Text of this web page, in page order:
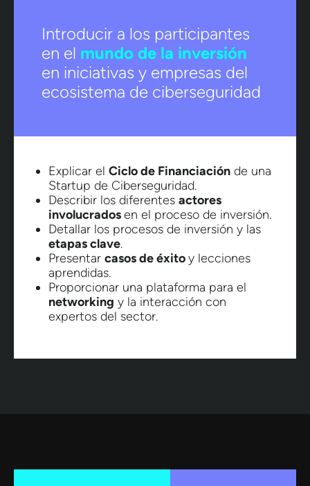
Introducir a los participantes
en el mundo de la inversión
en iniciativas y empresas del
ecosistema de ciberseguridad
Explicar el Ciclo de Financiación de una
Startup de Ciberseguridad.
Describir los diferentes actores
involucradosen el proceso de inversión.
Detallar los procesos de inversión y las
etapas clave.
Presentar casos de éxitoy lecciones
aprendidas.
Proporcionar una plataforma para el
networking y la interacción con
expertos del sector.